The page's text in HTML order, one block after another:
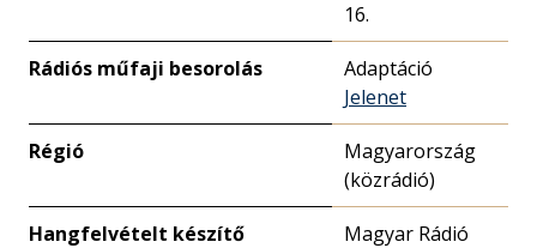
16.
Rádiós műfaji besorolás
Adaptáció
Jelenet
Régió
Magyarország
(közrádió)
Hangfelvételt készítő
Magyar Rádió